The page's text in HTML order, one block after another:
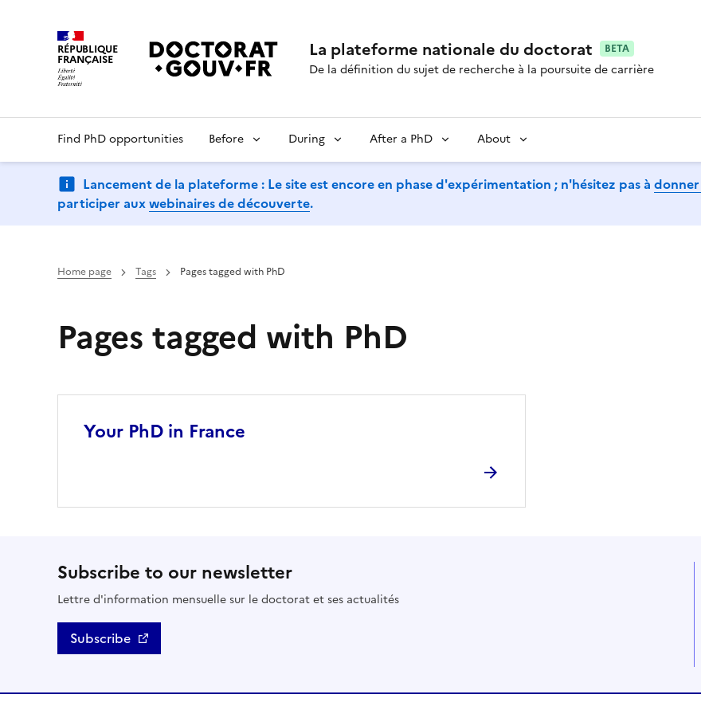
RÉPUBLIQUE
FRANÇAISE La plateforme nationale du doctorat BETA
De la définition du sujet de recherche à la poursuite de carrière
Find PhD opportunities Before During After a PhD About
Lancement de la plateforme : Le site est encore en phase d'expérimentation ; n'hésitez pas à
participer auxwebinaires de découverte.
Home page Tags Pages tagged with PhD
Pages tagged with PhD
Your PhD in France
Subscribe to our newsletter
Lettre d'information mensuelle sur le doctorat et ses actualités
Subscribe